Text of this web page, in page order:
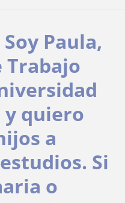
Paula,
Trabajo
y quiero
a
Si
o